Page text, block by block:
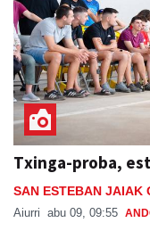
Txinga-proba,
SAN ESTEBAN JAIAK
Aiurri abu 09, 09:55